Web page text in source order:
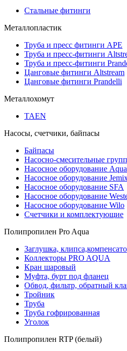
Стальные фитинги
Металлопластик
Труба и пресс фитинги APE
Труба и пресс-фитинги
Труба и пресс-фитинги
Цанговые фитинги Altstream
Цанговые фитинги Prandelli
Металлохомут
TAEN
Насосы, счетчики, байпасы
Байпасы
Насосно-смесительные
Насосное оборудование
Насосное оборудование
Насосное оборудование SFA
Насосное оборудование
Насосное оборудование Wilo
Счетчики и комплектующие
Полипропилен Pro Aqua
Заглушка,
Коллекторы PRO AQUA
Кран шаровый
Муфта, бурт под фланец
Обвод, фильтр, обратный
Тройник
Труба
Труба гофрированная
Уголок
Полипропилен RTP (белый)